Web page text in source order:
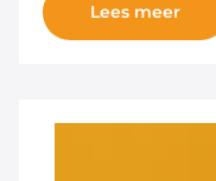
Lees meer